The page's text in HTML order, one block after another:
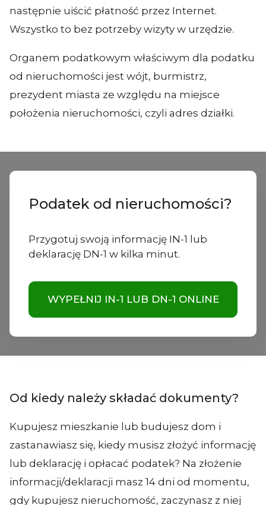
następnie uiścić płatność przez Internet.
Wszystko to bez potrzeby wizyty w urzędzie.
Organem podatkowym właściwym dla podatku
od nieruchomości jest wójt, burmistrz,
prezydent miasta ze względu na miejsce
położenia nieruchomości, czyli adres działki.
Podatek od nieruchomości?
Przygotuj swoją informację IN-1 lub
deklarację DN-1 w kilka minut.
WYPEŁNIJ IN-1 LUB DN-1 ONLINE
Od kiedy należy składać dokumenty?
Kupujesz mieszkanie lub budujesz dom i
zastanawiasz się, kiedy musisz złożyć informację
lub deklarację i opłacać podatek? Na złożenie
informacji/deklaracji masz 14 dni od momentu,
gdy kupujesz nieruchomość, zaczynasz z niej